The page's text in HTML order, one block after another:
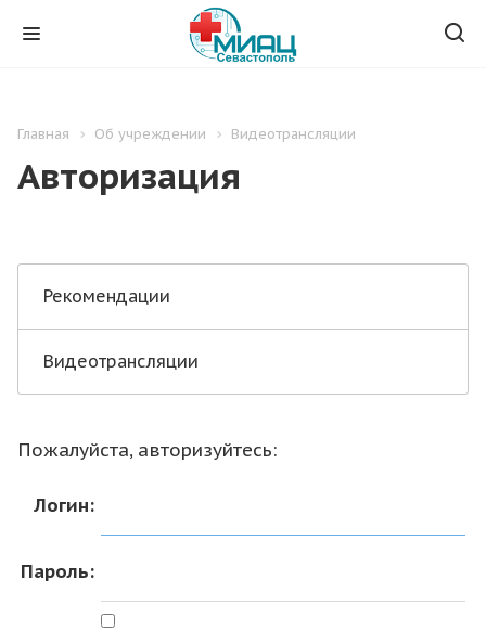
Главная Об учреждении Видеотрансляции
Авторизация
Рекомендации
Видеотрансляции
Пожалуйста, авторизуйтесь:
Логин:
Пароль: